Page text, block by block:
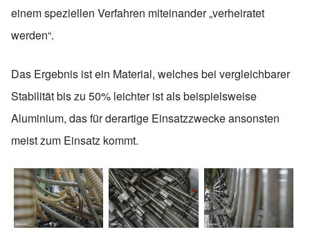
einem speziellen Verfahren miteinander „verheiratet
werden“.
Das Ergebnis ist ein Material, welches bei vergleichbarer
Stabilität bis zu 50% leichter ist als beispielsweise
Aluminium, das für derartige Einsatzzwecke ansonsten
meist zum Einsatz kommt.